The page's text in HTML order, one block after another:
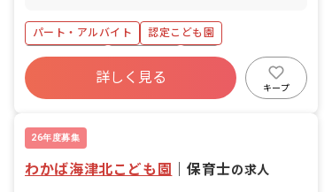
保育室内外の整理、清掃 ・持ち帰り業
務、書類整理はありません
パート・アルバイト
認定こども園
社会保険完備
土日祝休み
有給
福利厚生充実
退職金制度
昇給昇進あり
詳しく見る
キープ
26年度募集
わかば海津北こども園 ｜保育士の求人